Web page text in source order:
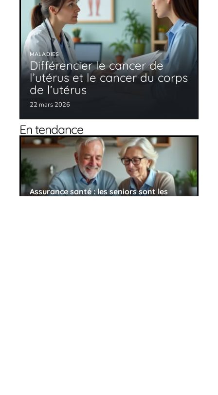
MALADIES
Différencier le cancer de
l’utérus et le cancer du corps
de l’utérus
22 mars 2026
En tendance
Assurance santé : les seniors sont les
mieux couverts